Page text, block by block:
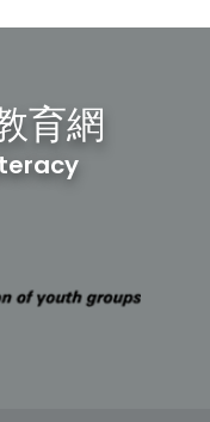
育網